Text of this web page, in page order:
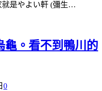
就是やよい軒 (彌生…
龜。看不到鴨川的
0